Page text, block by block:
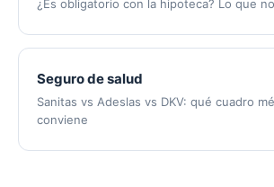
¿Es obligatorio con la hipoteca? Lo que
Seguro de salud
Sanitas vs Adeslas vs DKV: qué cuadro
conviene